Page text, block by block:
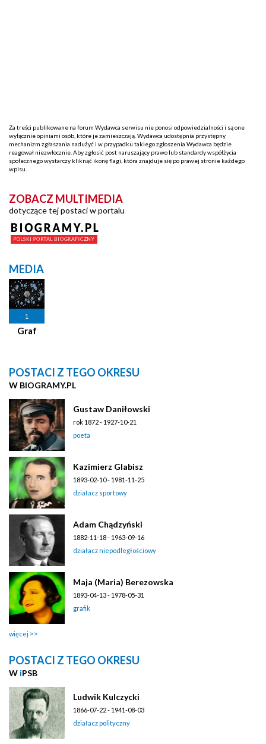
Za treści publikowane na forum Wydawca serwisu nie ponosi odpowiedzialności i są one
wyłącznie opiniami osób, które je zamieszczają. Wydawca udostępnia przystępny
mechanizm zgłaszania nadużyć i w przypadku takiego zgłoszenia Wydawca będzie
reagował niezwłocznie. Aby zgłosić post naruszający prawo lub standardy współżycia
społecznego wystarczy kliknąć ikonę flagi, która znajduje się po prawej stronie każdego
wpisu.
ZOBACZ MULTIMEDIA
dotyczące tej postaci w portalu
MEDIA
1
Graf
POSTACI Z TEGO OKRESU
W BIOGRAMY.PL
Gustaw Daniłowski
rok 1872 - 1927-10-21
poeta
Kazimierz Glabisz
1893-02-10 - 1981-11-25
działacz sportowy
Adam Chądzyński
1882-11-18 - 1963-09-16
działacz niepodległościowy
Maja (Maria) Berezowska
1893-04-13 - 1978-05-31
grafik
więcej
POSTACI Z TEGO OKRESU
W iPSB
Ludwik Kulczycki
1866-07-22 - 1941-08-03
działacz polityczny